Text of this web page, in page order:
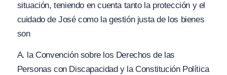
situación, teniendo en cuenta tanto la protección y el
cuidado de José como la gestión justa de los bienes
son
A. la Convención sobre los Derechos de las
Personas con Discapacidad y la Constitución Política